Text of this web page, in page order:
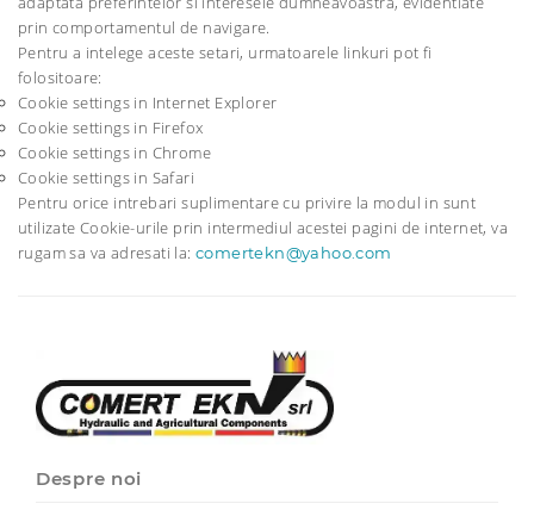
prin comportamentul de navigare.
Pentru a intelege aceste setari, urmatoarele linkuri pot fi
folositoare:
Cookie settings in Internet Explorer
Cookie settings in Firefox
Cookie settings in Chrome
Cookie settings in Safari
Pentru orice intrebari suplimentare cu privire la modul in sunt
utilizate Cookie-urile prin intermediul acestei pagini de internet, va
rugam sa va adresati la: comertekn@yahoo.com
Despre noi